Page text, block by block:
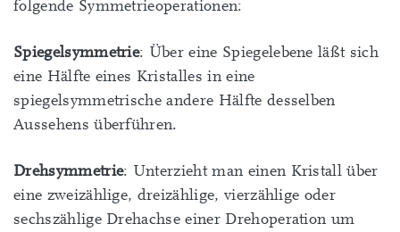
folgende Symmetrieoperationen:
Spiegelsymmetrie: Über eine Spiegelebene läßt sich
eine Hälfte eines Kristalles in eine
spiegelsymmetrische andere Hälfte desselben
Aussehens überführen.
Drehsymmetrie: Unterzieht man einen Kristall über
eine zweizählige, dreizählige, vierzählige oder
sechszählige Drehachse einer Drehoperation um